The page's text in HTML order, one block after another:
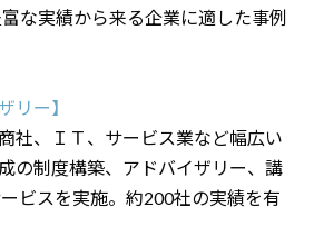
な実績から来る企業に適した事例
リー】
社、ＩＴ、サービス業など幅広い
の制度構築、アドバイザリー、講
ビスを実施。約200社の実績を有